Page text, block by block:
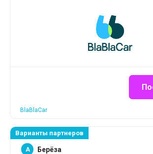
BlaBlaCar
Варианты партнеров
A Берёза